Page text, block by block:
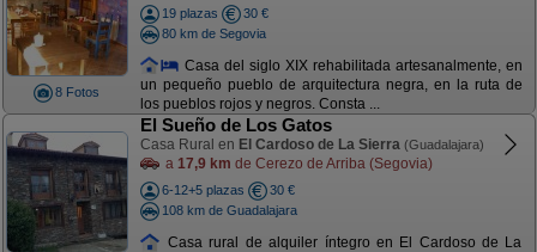
8 Fotos
19 plazas
30 €
80 km de Segovia
Casa del siglo XIX rehabilitada artesanalmente, en
un pequeño pueblo de arquitectura negra, en la ruta de
los pueblos rojos y negros. Consta ...
El Sueño de Los Gatos
Casa Rural en El Cardoso de La Sierra (Guadalajara)
a 17,9 km de Cerezo de Arriba (Segovia)
6-12+5 plazas
30 €
108 km de Guadalajara
Casa rural de alquiler íntegro en El Cardoso de La